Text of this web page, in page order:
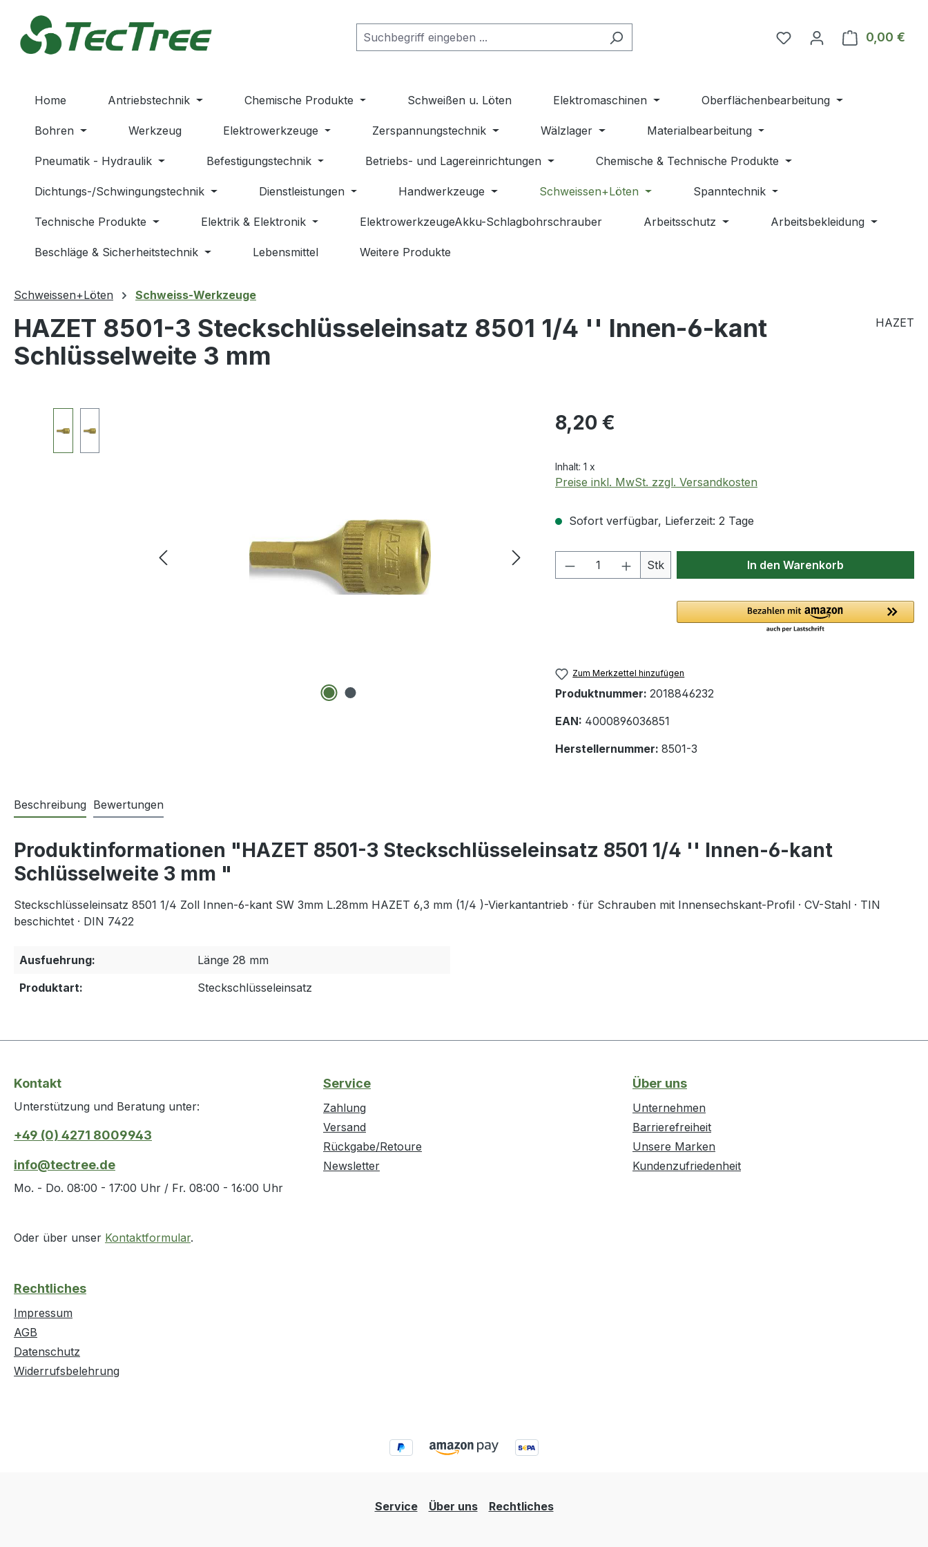
Hauptinhalt springen
Zur Suche springen
Zur Hauptnavigation springen
Du hast 0 Produkte auf
0,00 €
Home Antriebstechnik Chemische Produkte Schweißen u. Löten Elektromaschinen Oberflächenbearbeitung
Bohren Werkzeug Elektrowerkzeuge Zerspannungstechnik Wälzlager Materialbearbeitung
Pneumatik - Hydraulik Befestigungstechnik Betriebs- und Lagereinrichtungen Chemische & Technische Produkte
Dichtungs-/Schwingungstechnik Dienstleistungen Handwerkzeuge Schweissen+Löten Spanntechnik
Technische Produkte Elektrik & Elektronik ElektrowerkzeugeAkku-Schlagbohrschrauber Arbeitsschutz Arbeitsbekleidung
Beschläge & Sicherheitstechnik Lebensmittel Weitere Produkte
Schweissen+Löten Schweiss-Werkzeuge
HAZET 8501-3 Steckschlüsseleinsatz 8501 1/4 '' Innen-6-kant
Schlüsselweite 3 mm
HAZET
Regulärer Preis:
8,20 €
Inhalt: 1 x
Preise inkl. MwSt. zzgl. Versandkosten
Sofort verfügbar, Lieferzeit: 2 Tage
Produkt Anzahl: Gib den gewünschten Wert
Stk In den Warenkorb
Zum Merkzettel hinzufügen
Produktnummer: 2018846232
EAN: 4000896036851
Herstellernummer: 8501-3
Beschreibung Bewertungen
Produktinformationen "HAZET 8501-3 Steckschlüsseleinsatz 8501 1/4 '' Innen-6-kant
Schlüsselweite 3 mm "
Steckschlüsseleinsatz 8501 1/4 Zoll Innen-6-kant SW 3mm L.28mm HAZET 6,3 mm (1/4 )-Vierkantantrieb · für Schrauben mit Innensechskant-Profil · CV-Stahl · TIN
beschichtet · DIN 7422
Ausfuehrung:
Länge 28 mm
Produktart:
Steckschlüsseleinsatz
Kontakt
Unterstützung und Beratung unter:
+49 (0) 4271 8009943
info@tectree.de
Mo. - Do. 08:00 - 17:00 Uhr / Fr. 08:00 - 16:00 Uhr
Oder über unser Kontaktformular.
Service
Zahlung
Versand
Rückgabe/Retoure
Newsletter
Über uns
Unternehmen
Barrierefreiheit
Unsere Marken
Kundenzufriedenheit
Rechtliches
Impressum
AGB
Datenschutz
Widerrufsbelehrung
Service Über uns Rechtliches